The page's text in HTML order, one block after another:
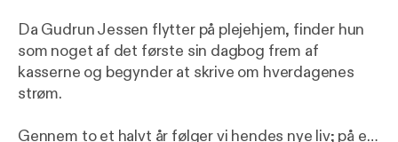
Da Gudrun Jessen flytter på plejehjem, finder hun
som noget af det første sin dagbog frem af
kasserne og begynder at skrive om hverdagenes
strøm.
Gennem to et halvt år følger vi hendes nye liv; på en